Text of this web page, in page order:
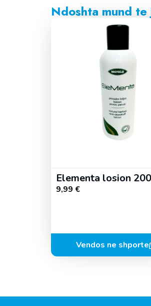
Ndoshta mund
Elementa losion
9,99 €
Vendos ne shporte